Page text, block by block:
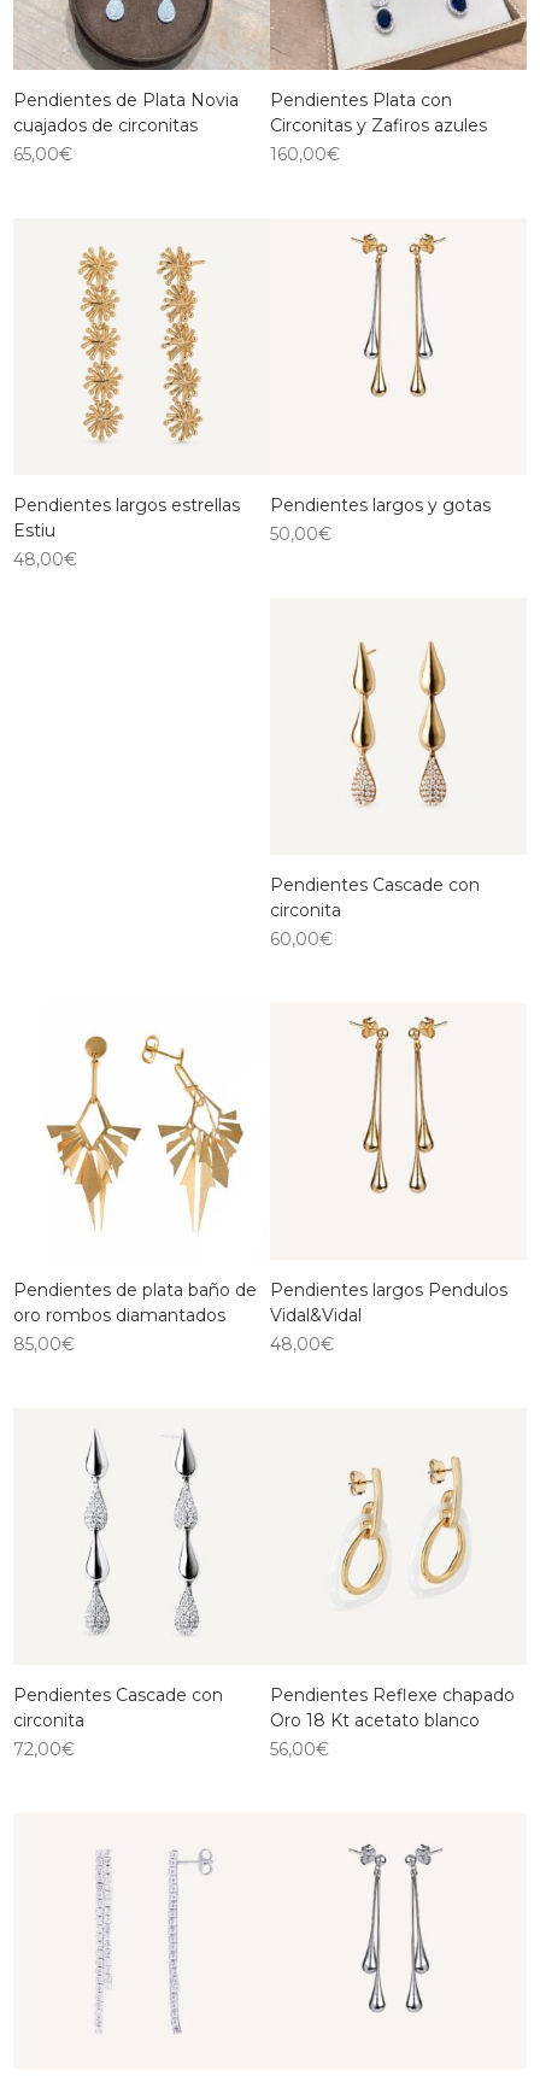
Pendientes de Plata Novia
cuajados de circonitas
65,00€
Pendientes Plata con
Circonitas y Zafiros azules
160,00€
Pendientes largos estrellas
Estiu
48,00€
Pendientes largos y gotas
50,00€
Pendientes Cascade con
circonita
60,00€
Pendientes de plata baño de
oro rombos diamantados
85,00€
Pendientes largos Pendulos
Vidal&Vidal
48,00€
Pendientes Cascade con
circonita
72,00€
Pendientes Reflexe chapado
Oro 18 Kt acetato blanco
56,00€